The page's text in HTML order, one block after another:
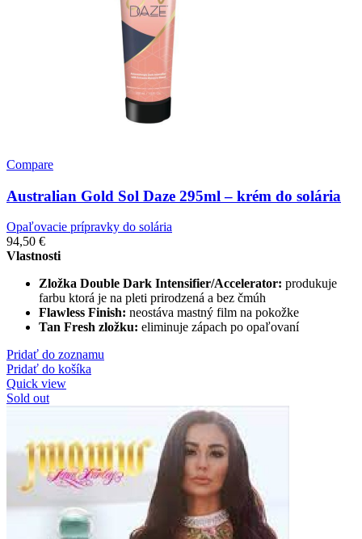
Compare
Australian Gold Sol Daze 295ml – krém do solária
Opaľovacie prípravky do solária
94,50 €
Vlastnosti
Zložka Double Dark Intensifier/Accelerator: produkuje
farbu ktorá je na pleti prirodzená a bez čmúh
Flawless Finish: neostáva mastný film na pokožke
Tan Fresh zložku: eliminuje zápach po opaľovaní
Pridať do zoznamu
Pridať do košíka
Quick view
Sold out